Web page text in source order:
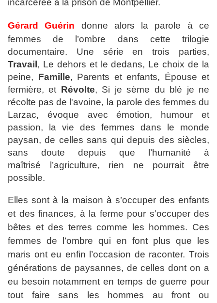
incarcérée à la prison de Montpellier.
Gérard Guérin donne alors la parole à ce
femmes de l’ombre dans cette trilogie
documentaire. Une série en trois parties,
Travail , Le dehors et le dedans, Le choix de la
peine, Famille, Parents et enfants, Épouse et
fermière, et Révolte, Si je sème du blé je ne
récolte pas de l'avoine, la parole des femmes du
Larzac, évoque avec émotion, humour et
passion, la vie des femmes dans le monde
paysan, de celles sans qui depuis des siècles,
sans doute depuis que l’humanité à
maîtrisé l’agriculture, rien ne pourrait être
possible.
Elles sont à la maison à s’occuper des enfants
et des finances, à la ferme pour s’occuper des
bêtes et des terres comme les hommes. Ces
femmes de l’ombre qui en font plus que les
maris ont eu enfin l’occasion de raconter. Trois
générations de paysannes, de celles dont on a
eu besoin notamment en temps de guerre pour
tout faire sans les hommes au front ou